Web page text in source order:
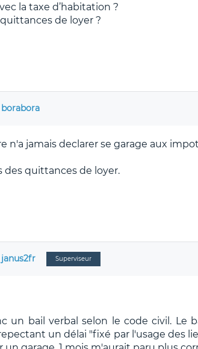
la taxe d’habitation ?
de loyer ?
borabora
n'a jamais declarer se garage aux
des quittances de loyer.
janus2fr Superviseur
un bail verbal selon le code civil.
un délai "fixé par l'usage des